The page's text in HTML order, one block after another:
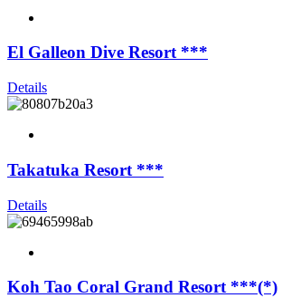
El Galleon Dive Resort ***
Details
Takatuka Resort ***
Details
Koh Tao Coral Grand Resort ***(*)